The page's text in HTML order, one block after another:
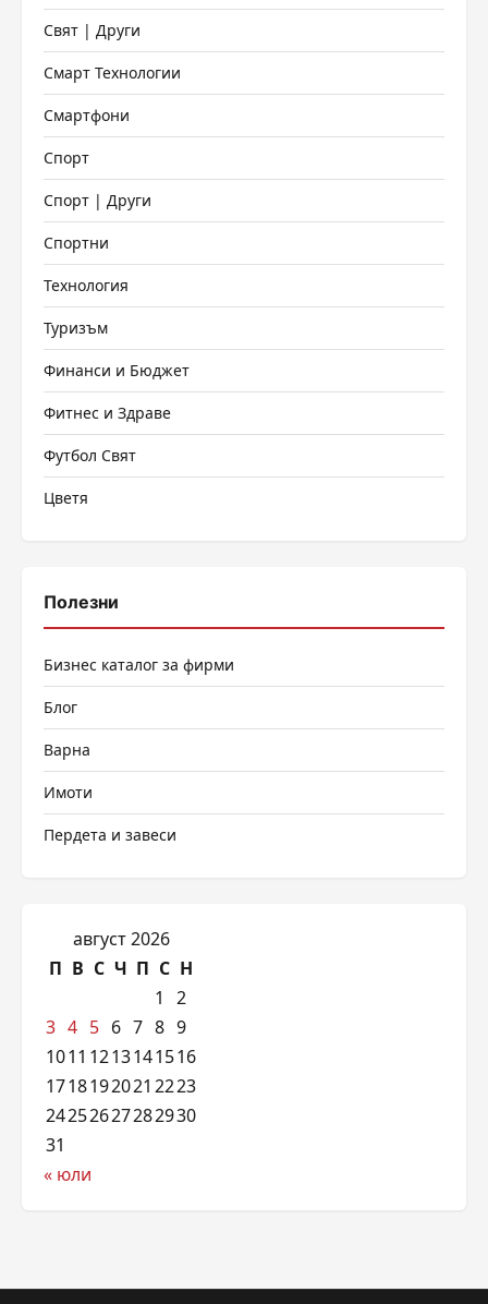
Свят | Други
Смарт Технологии
Смартфони
Спорт
Спорт | Други
Спортни
Технология
Туризъм
Финанси и Бюджет
Фитнес и Здраве
Футбол Свят
Цветя
Полезни
Бизнес каталог за фирми
Блог
Варна
Имоти
Пердета и завеси
август 2026
П В С Ч П С Н
1
2
3 4 5 6 7 8 9
1011 1213141516
1718192021 2223
24252627282930
31
« юли